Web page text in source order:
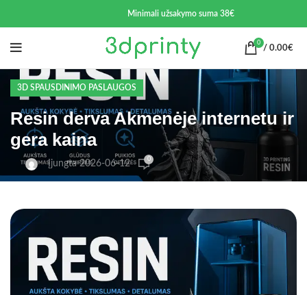
Minimali užsakymo suma 38€
0
/ 0.00€
3D SPAUSDINIMO PASLAUGOS
Resin derva Akmenėje internetu ir
gera kaina
Įjungta 2026-06-12 0